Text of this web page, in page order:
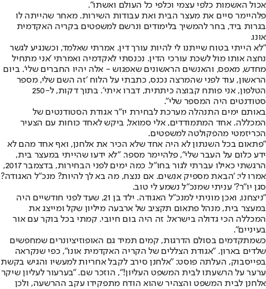
אכול האשמות כלפי עצמי וכלפי כל העולם ואשתו".
פלהיימר סיים את מעצר הבית ואת עבודות השירות. מאחר שהייתה לו
בגרות ביד, בחר להמשיך בלימודים ונרשם למשפטים בקריה האקדמית
אונו.
"לא הייתי בטוח שייתנו לי להיות עורך דין. אמרתי שאלמד, וכשנגיע לגשר
נחצה אותו מול לשכת עורכי הדין. נכנסתי לאקדמיה ואמרתי 'אני מתחיל
מחדש, מאפס, והאנשים הראשונים שאפגוש - אלה יהיו החברים שלי'. ביום
הראשון, עוד לפני שהמרצה נכנס, כתבתי על הלוח 'זה השם שלי, מספר
הטלפון, אני פותח קבוצה כיתתית, דברו איתי'. בתוך דקות, ל-250
סטודנטים היה המספר שלי".
באותם ימים התנהלה מערכת לבחירת יו"ר אגודת הסטודנטים של
המכללה. אחד המתמודדים, אלי סמואל, ביקש לאחד כוחות עם הצעיר
הכריזמטי מהפקולטה למשפטים.
"פתאום בכל השנתון לא היה אחד שלא הכיר את אלחנן, ואף אחד מהם לא
ידע כלום על העבר שלי", פלהיימר מספר. "לא ידעו שהייתי במעצר בית,
הרגשתי כאילו עברתי לגור בחו"ל. כמה ימים לפני הבחירות, בדצמבר 2017,
אמרו לי: 'הבאת מספיק אנשים. אם ננצח, מה בא לך להיות? מנכ"ל האגודה?
סגן יו"ר?' עניתי שמנכ"ל נשמע לי טוב.
"ניצחנו, ואכן מוניתי למנכ"ל האגודה. ילד בן 21, שעד לפני חודשיים היה
במעצר בית, מנהל פתאום תקציב של ארבעה מיליון שקל ומייצג את
המכללה הכי גדולה בישראל. זה היה בום חיובי. קמתי בכל בוקר עם אור
בעיניים".
כשמתקדמים בסולם הדרגות, קמים תמיד גם האופוזיציונרים שמחפשים
שלדים בארון. "אגודת הצללים של הקריה האקדמית אונו", כפי שנקראה
בפייסבוק, העלתה פוסט: "אלחנן סירב לקבל אחריות למעשיו והגיש בקשת
ערער על הרשעתו לבית המשפט העליון!", הוזכר שם. "בערעור לעליון שיקר
אלחנן לבית המשפט והצהיר שהוא הודח מתפקידו עקב ההרשעה, ולכן